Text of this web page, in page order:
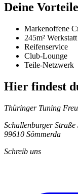
Deine Vorteile
Markenoffene
245m² Werkstatt
Reifenservice
Club-Lounge
Teile-Netzwerk
Hier findest
Thüringer Tuning
Schallenburger Straße
99610 Sömmerda
Schreib uns